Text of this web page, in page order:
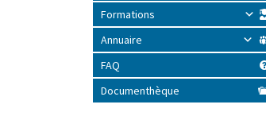
Formations
Annuaire
FAQ
Documenthèque